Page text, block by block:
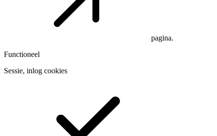
pagina.
Functioneel
Sessie, inlog cookies